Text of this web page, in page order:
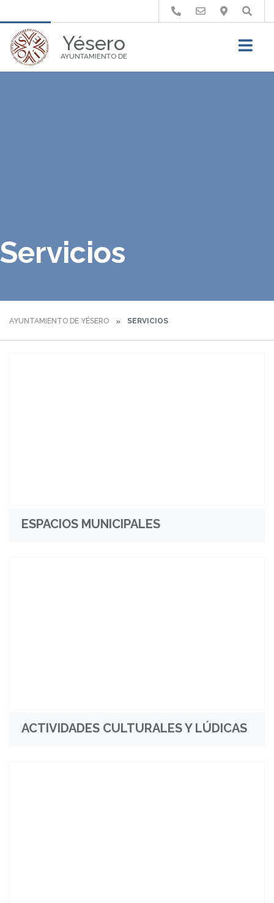
Yésero
AYUNTAMIENTO DE
Buscar
Servicios
AYUNTAMIENTO DE YÉSERO SERVICIOS
ESPACIOS MUNICIPALES
ACTIVIDADES CULTURALES Y LÚDICAS